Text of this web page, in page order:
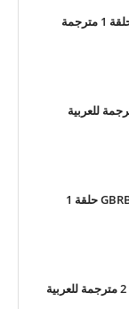
برنامج بارك بوغوم حلاق القرية حلقة 1 مترجمة
برنامج GBRB: Reap What You Sow حلقة 1